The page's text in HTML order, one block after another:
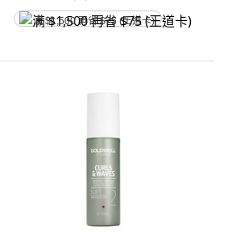
满 $1,500 再省 $75 (王道卡)